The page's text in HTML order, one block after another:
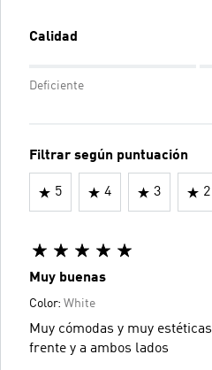
Calidad
Deficiente
Filtrar según puntuación
5 4 3 2
Muy buenas
Color: White
Muy cómodas y muy estéticas Cubren bien del sol de
frente y a ambos lados